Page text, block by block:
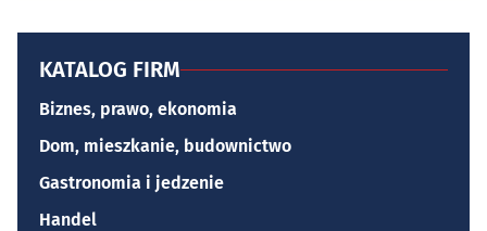
KATALOG FIRM
Biznes, prawo, ekonomia
Dom, mieszkanie, budownictwo
Gastronomia i jedzenie
Handel